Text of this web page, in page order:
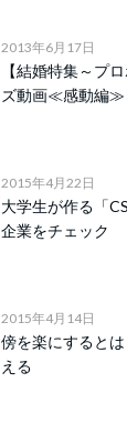
2013年6月17日
【結婚特集～プ
ズ動画≪感動編≫
2015年4月22日
大学生が作る「
企業をチェック
2015年4月14日
傍を楽にすると
える